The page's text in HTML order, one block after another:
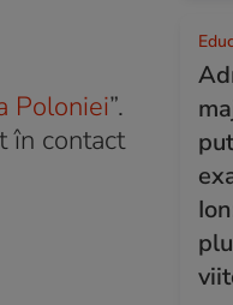
Poloniei”.
în contact